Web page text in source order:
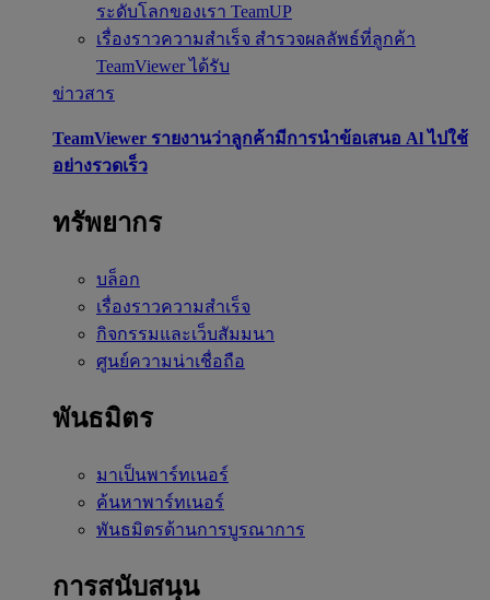
ระดับโลกของเรา TeamUP
เรื่องราวความสำเร็จ สำรวจผลลัพธ์ที่ลูกค้า
TeamViewer ได้รับ
ข่าวสาร
TeamViewer รายงานว่าลูกค้ามีการนำข้อเสนอ Al ไปใช้
อย่างรวดเร็ว
ทรัพยากร
บล็อก
เรื่องราวความสำเร็จ
กิจกรรมและเว็บสัมมนา
ศูนย์ความน่าเชื่อถือ
พันธมิตร
มาเป็นพาร์ทเนอร์
ค้นหาพาร์ทเนอร์
พันธมิตรด้านการบูรณาการ
การสนับสนุน